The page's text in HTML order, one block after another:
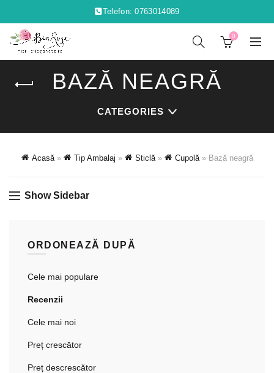
Telefon: 0763014089
0
BAZĂ NEAGRĂ
CATEGORIES
Acasă» Tip Ambalaj » Sticlă» Cupolă» Bază neagră
Show Sidebar
ORDONEAZĂ DUPĂ
Cele mai populare
Recenzii
Cele mai noi
Preț crescător
Preț descrescător